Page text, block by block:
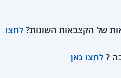
של הקצבאות השונות? לחצו
? לחצו כאן